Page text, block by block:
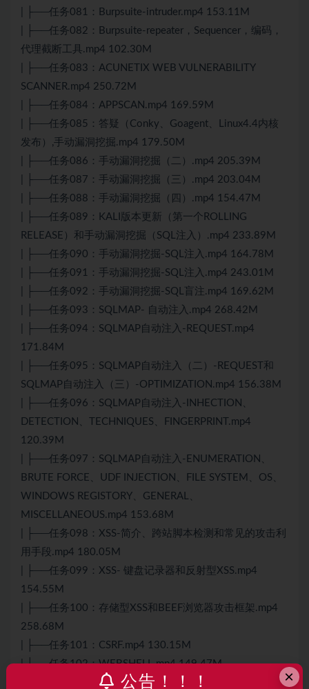
| ├──任务081：Burpsuite-intruder.mp4 153.11M
| ├──任务082：Burpsuite-repeater，Sequencer，编码，
代理截断工具.mp4 102.30M
| ├──任务083：ACUNETIX WEB VULNERABILITY
SCANNER.mp4 250.72M
| ├──任务084：APPSCAN.mp4 169.59M
| ├──任务085：答疑（Conky、Goagent、Linux4.4内核
发布）,手动漏洞挖掘.mp4 179.50M
| ├──任务086：手动漏洞挖掘（二）.mp4 205.39M
| ├──任务087：手动漏洞挖掘（三）.mp4 203.04M
| ├──任务088：手动漏洞挖掘（四）.mp4 154.47M
| ├──任务089：KALI版本更新（第一个ROLLING
RELEASE）和手动漏洞挖掘（SQL注入）.mp4 233.89M
| ├──任务090：手动漏洞挖掘-SQL注入.mp4 164.78M
| ├──任务091：手动漏洞挖掘-SQL注入.mp4 243.01M
| ├──任务092：手动漏洞挖掘-SQL盲注.mp4 169.62M
| ├──任务093：SQLMAP- 自动注入.mp4 268.42M
| ├──任务094：SQLMAP自动注入-REQUEST.mp4
171.84M
| ├──任务095：SQLMAP自动注入（二）-REQUEST和
SQLMAP自动注入（三）-OPTIMIZATION.mp4 156.38M
| ├──任务096：SQLMAP自动注入-INHECTION、
DETECTION、TECHNIQUES、FINGERPRINT.mp4
120.39M
| ├──任务097：SQLMAP自动注入-ENUMERATION、
BRUTE FORCE、UDF INJECTION、FILE SYSTEM、OS、
WINDOWS REGISTORY、GENERAL、
MISCELLANEOUS.mp4 153.68M
| ├──任务098：XSS-简介、跨站脚本检测和常见的攻击利
用手段.mp4 180.05M
| ├──任务099：XSS- 键盘记录器和反射型XSS.mp4
154.55M
| ├──任务100：存储型XSS和BEEF浏览器攻击框架.mp4
258.68M
| ├──任务101：CSRF.mp4 130.15M
| ├──任务102：WEBSHELL.mp4 149.47M
| ├──任务103：HTTPS攻击.mp4 239.75M
×
公告！！！